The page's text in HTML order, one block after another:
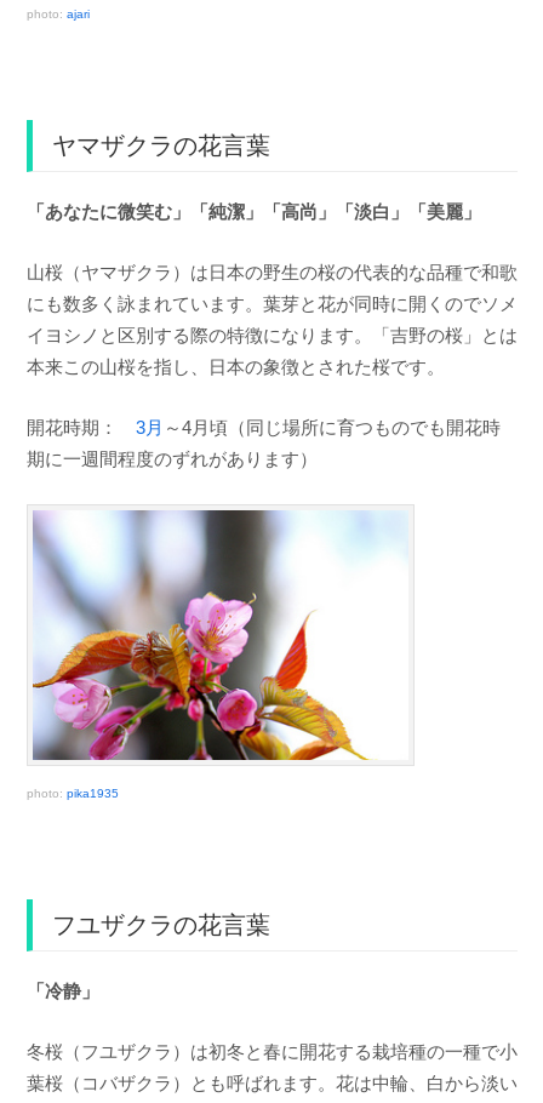
photo: ajari
ヤマザクラの花言葉
「あなたに微笑む」「純潔」「高尚」「淡白」「美麗」
山桜（ヤマザクラ）は日本の野生の桜の代表的な品種で和歌
にも数多く詠まれています。葉芽と花が同時に開くのでソメ
イヨシノと区別する際の特徴になります。「吉野の桜」とは
本来この山桜を指し、日本の象徴とされた桜です。
開花時期： 3月 ～4月頃（同じ場所に育つものでも開花時
期に一週間程度のずれがあります）
photo: pika1935
フユザクラの花言葉
「冷静」
冬桜（フユザクラ）は初冬と春に開花する栽培種の一種で小
葉桜（コバザクラ）とも呼ばれます。花は中輪、白から淡い